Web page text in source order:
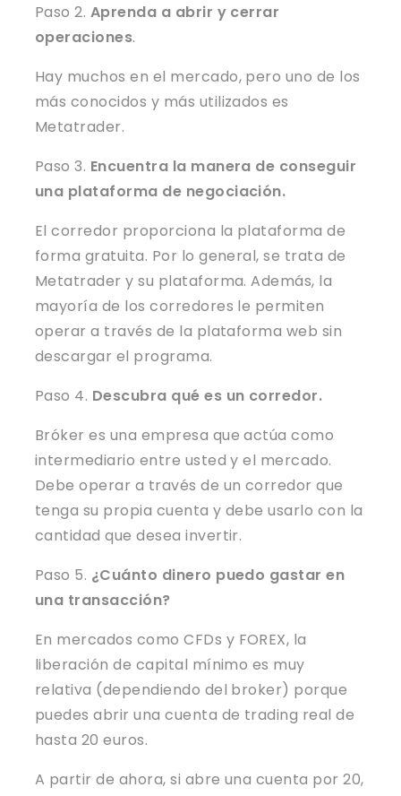
Paso 2. Aprenda a abrir y cerrar
operaciones.
Hay muchos en el mercado, pero uno de los
más conocidos y más utilizados es
Metatrader.
Paso 3. Encuentra la manera de conseguir
una plataforma de negociación.
El corredor proporciona la plataforma de
forma gratuita. Por lo general, se trata de
Metatrader y su plataforma. Además, la
mayoría de los corredores le permiten
operar a través de la plataforma web sin
descargar el programa.
Paso 4. Descubra qué es un corredor.
Bróker es una empresa que actúa como
intermediario entre usted y el mercado.
Debe operar a través de un corredor que
tenga su propia cuenta y debe usarlo con la
cantidad que desea invertir.
Paso 5. ¿Cuánto dinero puedo gastar en
una transacción?
En mercados como CFDs y FOREX, la
liberación de capital mínimo es muy
relativa (dependiendo del broker) porque
puedes abrir una cuenta de trading real de
hasta 20 euros.
A partir de ahora, si abre una cuenta por 20,